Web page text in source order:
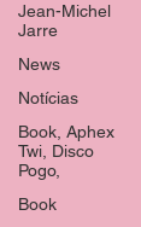
Jean-Michel
Jarre
News
Notícias
Book, Aphex
Twi, Disco
Pogo,
Book